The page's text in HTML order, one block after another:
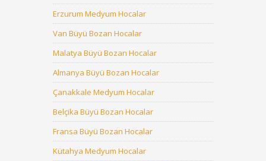
Erzurum Medyum Hocalar
Van Büyü Bozan Hocalar
Malatya Büyü Bozan Hocalar
Almanya Büyü Bozan Hocalar
Çanakkale Medyum Hocalar
Belçika Büyü Bozan Hocalar
Fransa Büyü Bozan Hocalar
Kütahya Medyum Hocalar